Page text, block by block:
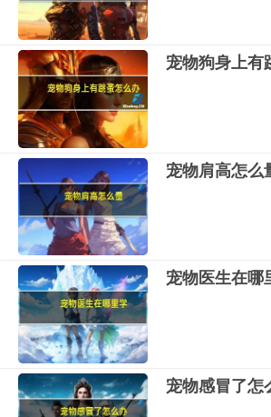
宠物狗身上有
宠物肩高怎么
宠物医生在哪
宠物感冒了怎